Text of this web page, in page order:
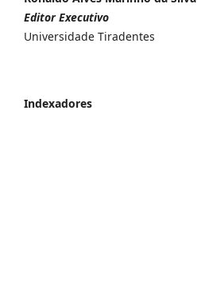
Editor Executivo
Universidade Tiradentes
Indexadores